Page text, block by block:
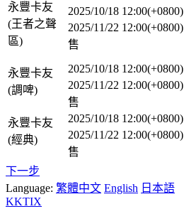
永豐卡友
(王者之聲
區)
2025/10/18 12:00(+0800)
2025/11/22 12:00(+0800)
售
永豐卡友
(調啤)
2025/10/18 12:00(+0800)
2025/11/22 12:00(+0800)
售
永豐卡友
(經典)
2025/10/18 12:00(+0800)
2025/11/22 12:00(+0800)
售
下一步
Language: 繁體中文 English 日本語
KKTIX